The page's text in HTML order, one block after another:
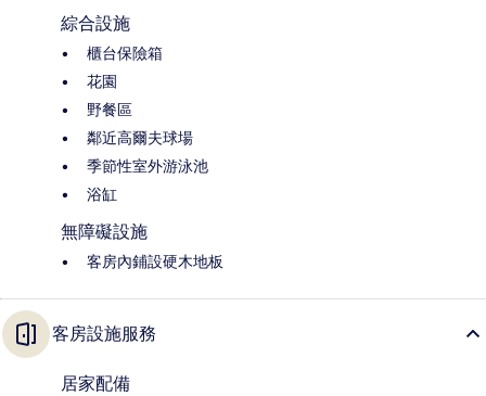
綜合設施
櫃台保險箱
花園
野餐區
鄰近高爾夫球場
季節性室外游泳池
浴缸
無障礙設施
客房內鋪設硬木地板
客房設施服務
居家配備